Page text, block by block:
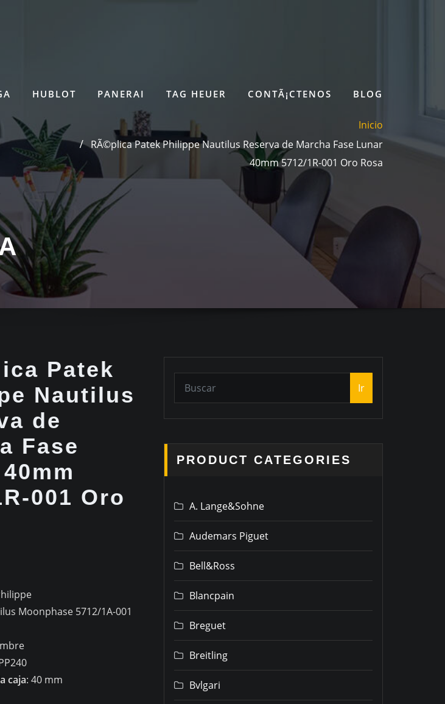
HUBLOT PANERAI TAG HEUER CONTÃ¡CTENOS BLOG
Inicio
RÃ©plica Patek Philippe Nautilus Reserva de Marcha Fase Lunar
40mm 5712/1R-001 Oro Rosa
Patek
Nautilus
de
Fase
001 Oro
Moonphase 5712/1A-001
caja: 40 mm
Ir
PRODUCT CATEGORIES
A. Lange&Sohne
Audemars Piguet
Bell&Ross
Blancpain
Breguet
Breitling
Bvlgari